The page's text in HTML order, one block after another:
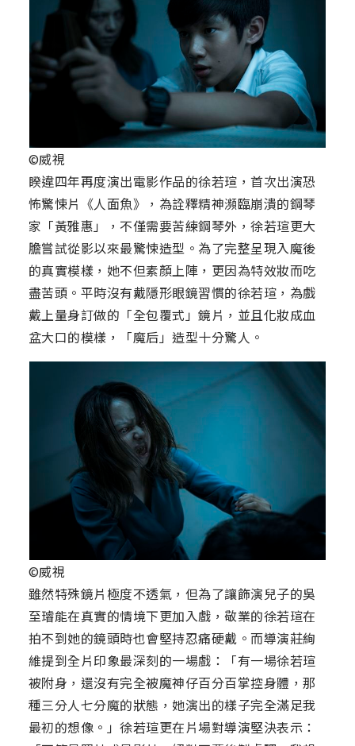
©威視
睽違四年再度演出電影作品的徐若瑄，首次出演恐
怖驚悚片《人面魚》，為詮釋精神瀕臨崩潰的鋼琴
家「黃雅惠」，不僅需要苦練鋼琴外，徐若瑄更大
膽嘗試從影以來最驚悚造型。為了完整呈現入魔後
的真實模樣，她不但素顏上陣，更因為特效妝而吃
盡苦頭。平時沒有戴隱形眼鏡習慣的徐若瑄，為戲
戴上量身訂做的「全包覆式」鏡片，並且化妝成血
盆大口的模樣，「魔后」造型十分驚人。
©威視
雖然特殊鏡片極度不透氣，但為了讓飾演兒子的吳
至璿能在真實的情境下更加入戲，敬業的徐若瑄在
拍不到她的鏡頭時也會堅持忍痛硬戴。而導演莊絢
維提到全片印象最深刻的一場戲：「有一場徐若瑄
被附身，還沒有完全被魔神仔百分百掌控身體，那
種三分人七分魔的狀態，她演出的樣子完全滿足我
最初的想像。」徐若瑄更在片場對導演堅決表示：